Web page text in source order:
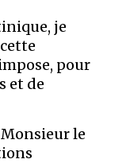
je
pour
et de
le